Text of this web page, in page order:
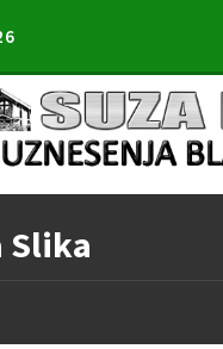
Slika